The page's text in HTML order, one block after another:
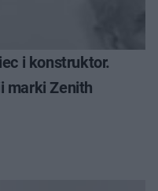
i konstruktor.
marki Zenith